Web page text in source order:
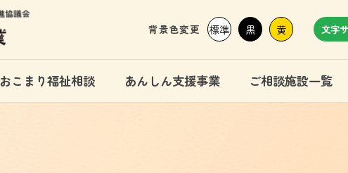
背景色変更 標準 黒 黄 文字
おこまり福祉相談 あんしん支援事業 ご相談施設一覧